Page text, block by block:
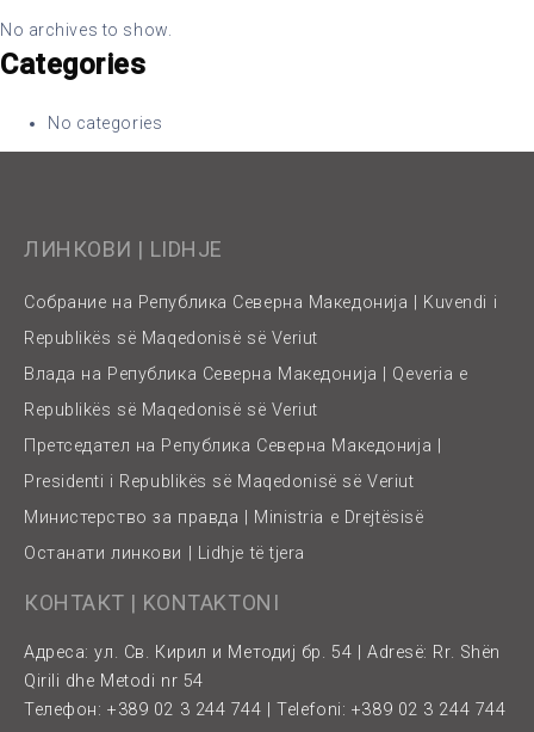
No archives to show.
Categories
No categories
ЛИНКОВИ | LIDHJE
Собрание на Република Северна Македонија | Kuvendi i
Republikës së Maqedonisë së Veriut
Влада на Република Северна Македонија | Qeveria e
Republikës së Maqedonisë së Veriut
Претседател на Република Северна Македонија |
Presidenti i Republikës së Maqedonisë së Veriut
Министерство за правда | Ministria e Drejtësisë
Останати линкови | Lidhje të tjera
КОНТАКТ | KONTAKTONI
Адреса: ул. Св. Кирил и Методиј бр. 54 | Adresë: Rr. Shën
Qirili dhe Metodi nr 54
Телефон: +389 02 3 244 744 | Telefoni: +389 02 3 244 744